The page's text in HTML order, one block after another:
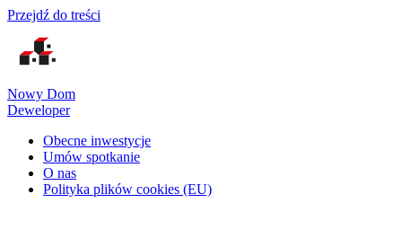
Przejdź do treści
Nowy Dom
Deweloper
Obecne inwestycje
Umów spotkanie
O nas
Polityka plików cookies (EU)